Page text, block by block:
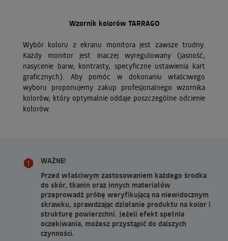
Wzornik kolorów TARRAGO
Wybór koloru z ekranu monitora jest zawsze trudny.
Każdy monitor jest inaczej wyregulowany (jasność,
nasycenie barw, kontrasty, specyficzne ustawienia kart
graficznych). Aby pomóc w dokonaniu właściwego
wyboru proponujemy zakup profesjonalnego wzornika
kolorów, który optymalnie oddaje poszczególne odcienie
kolorów.
WAŻNE!
Przed właściwym zastosowaniem każdego środka
do skór, tkanin oraz innych materiałów
przeprowadź próbę weryfikującą na niewidocznym
skrawku, sprawdzając działanie produktu na kolor i
strukturę powierzchni. Jeżeli efekt spełnia
oczekiwania, możesz przystąpić do dalszych
czynności.